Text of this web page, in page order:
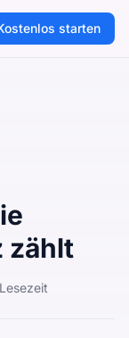
umschaltenstarten
zählt